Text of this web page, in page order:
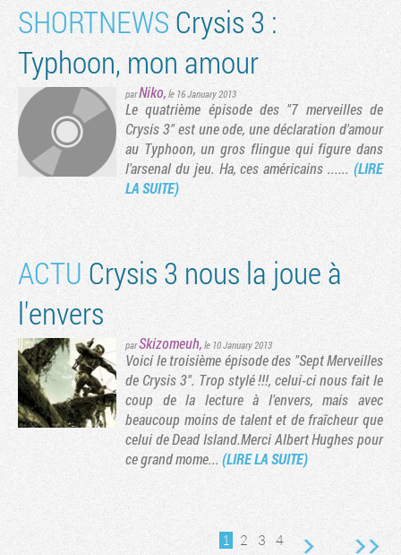
SHORTNEWS Crysis 3 :
Typhoon, mon amour
parNiko, le 16 January 2013
Le quatrième épisode des "7 merveilles de
Crysis 3" est une ode, une déclaration d'amour
au Typhoon, un gros flingue qui figure dans
l'arsenal du jeu. Ha, ces américains ...... (LIRE
LA SUITE)
ACTU Crysis 3 nous la joue à
l'envers
parSkizomeuh, le 10 January 2013
Voici le troisième épisode des "Sept Merveilles
de Crysis 3". Trop stylé !!!, celui-ci nous fait le
coup de la lecture à l'envers, mais avec
beaucoup moins de talent et de fraîcheur que
celui de Dead Island.Merci Albert Hughes pour
ce grand mome... (LIRE LA SUITE)
1 2 3 4